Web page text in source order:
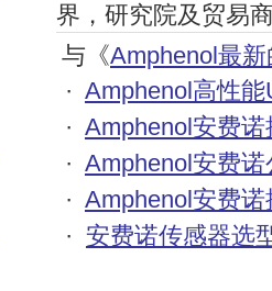
界，研究院及贸易
与《Amphenol最
· Amphenol高性
· Amphenol安费
· Amphenol安费
· Amphenol安费
· 安费诺传感器选